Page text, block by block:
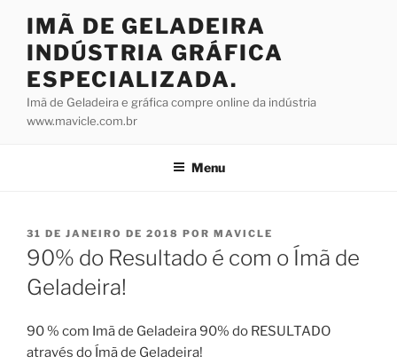
conteúdo
IMÃ DE GELADEIRA
INDÚSTRIA GRÁFICA
ESPECIALIZADA.
Imã de Geladeira e gráfica compre online da indústria
www.mavicle.com.br
Menu
PUBLICADO
EM
31 DE JANEIRO DE 2018 POR MAVICLE
90% do Resultado é com o Ímã de
Geladeira!
90 % com Imã de Geladeira 90% do RESULTADO
através do Ímã de Geladeira!